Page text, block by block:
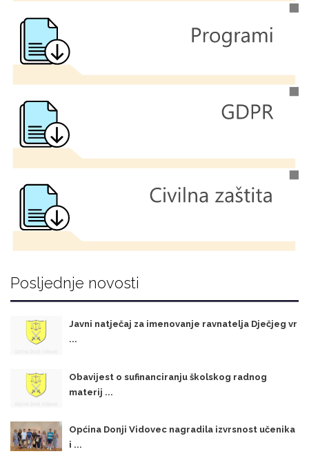
Posljednje novosti
Javni natječaj za imenovanje ravnatelja Dječjeg vr
...
Obavijest o sufinanciranju školskog radnog
materij ...
Općina Donji Vidovec nagradila izvrsnost učenika
i ...